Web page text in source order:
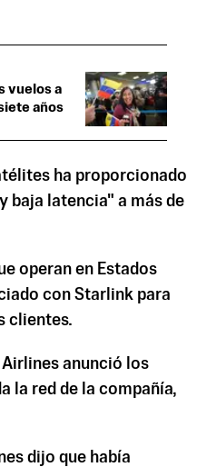
vuelos a
años
ha proporcionado
baja latencia" a más de
operan en Estados
con Starlink para
clientes.
Airlines anunció los
la red de la compañía,
dijo que había